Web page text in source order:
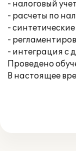
- налоговый
- расчеты по
-
-
- интеграция с
Проведено
В настоящее